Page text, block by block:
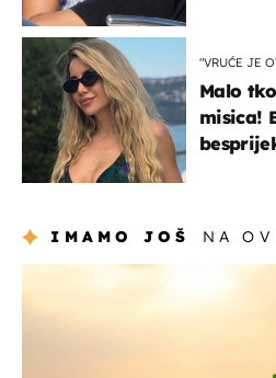
"VRUĆE JE
Malo
misica!
IMAMO JOŠ NA